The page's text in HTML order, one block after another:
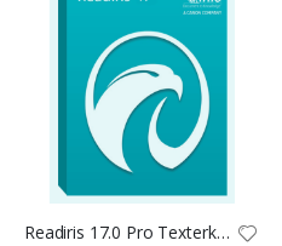
Readiris 17.0 Pro Texterkennung